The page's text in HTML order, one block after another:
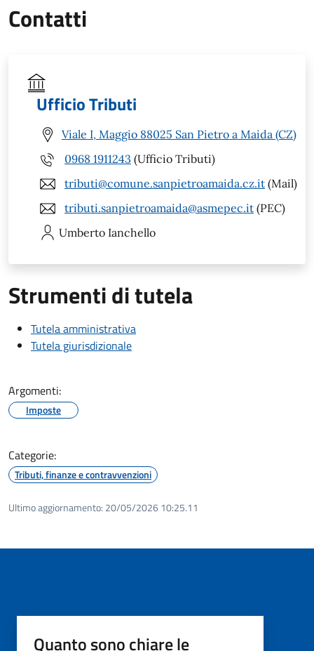
Contatti
Ufficio Tributi
Viale I, Maggio 88025 San Pietro a Maida (CZ)
0968 1911243 (Ufficio Tributi)
tributi@comune.sanpietroamaida.cz.it (Mail)
tributi.sanpietroamaida@asmepec.it (PEC)
Umberto Ianchello
Strumenti di tutela
Tutela amministrativa
Tutela giurisdizionale
Argomenti:
Imposte
Categorie:
Tributi, finanze e contravvenzioni
Ultimo aggiornamento: 20/05/2026 10:25.11
Quanto sono chiare le